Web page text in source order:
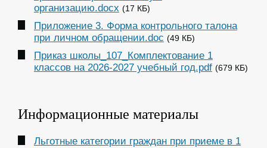
организацию.docx (17 КБ)
Приложение 3. Форма контрольного талона
при личном обращении.doc (49 КБ)
Приказ школы_107_Комплектование 1
классов на 2026-2027 учебный год.pdf (679 КБ)
Информационные материалы
Льготные категории граждан при приеме в 1